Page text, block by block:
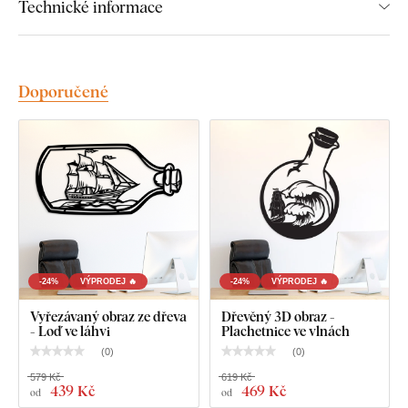
montážního lepidla.
Kvalita ze dřeva, která vydrží roky
Výrobek jevyřezávaný laserovou technologií
ze dřevěné
HDF desky – dřevovláknitá deska s vysokou hustotou
která vzniká slisováním dřevěných vláken a pryskyřice pod
tlakem. Materiál jepevný (tloušťka 3 mm),tvarově stálý a má
. Díky své pevnosti umožňuje
precizní řezání i
jemných, tenkých detailů
Technické informace
Doporučené
-24% VÝPRODEJ 🔥
Vyřezávaný obraz ze dřeva
- Loď ve láhvi
(0)
od 439 Kč
579 Kč
-24% VÝPRODEJ 🔥
Dřevěný 3D obraz -
Plachetnice ve vlnách
(0)
od 469 Kč
619 Kč